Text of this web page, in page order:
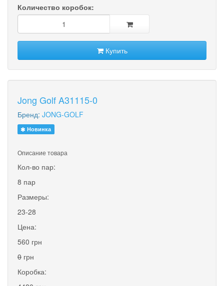
Количество коробок:
Купить
Jong Golf A31115-0
Бренд: JONG-GOLF
Новинка
Описание товара
Кол-во пар:
8 пар
Размеры:
23-28
Цена:
560 грн
0 грн
Коробка: